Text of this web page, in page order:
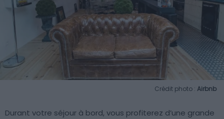
Crédit photo : Airbnb
Durant votre séjour à bord, vous profiterez d’une grande